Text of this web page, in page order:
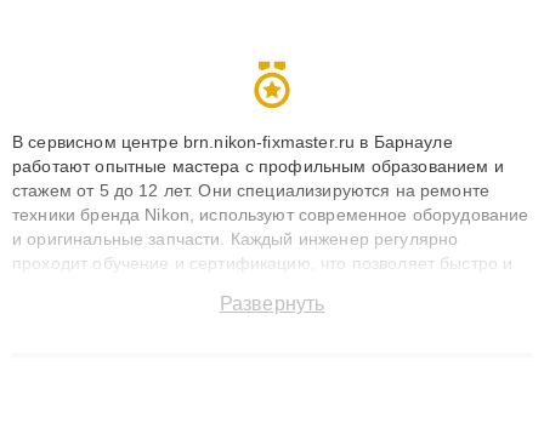
В сервисном центре brn.nikon-fixmaster.ru в Барнауле
работают опытные мастера с профильным образованием и
стажем от 5 до 12 лет. Они специализируются на ремонте
техники бренда Nikon, используют современное оборудование
и оригинальные запчасти. Каждый инженер регулярно
проходит обучение и сертификацию, что позволяет быстро и
сохранением гарантии до 3 лет. Наши мастера решают
Развернуть